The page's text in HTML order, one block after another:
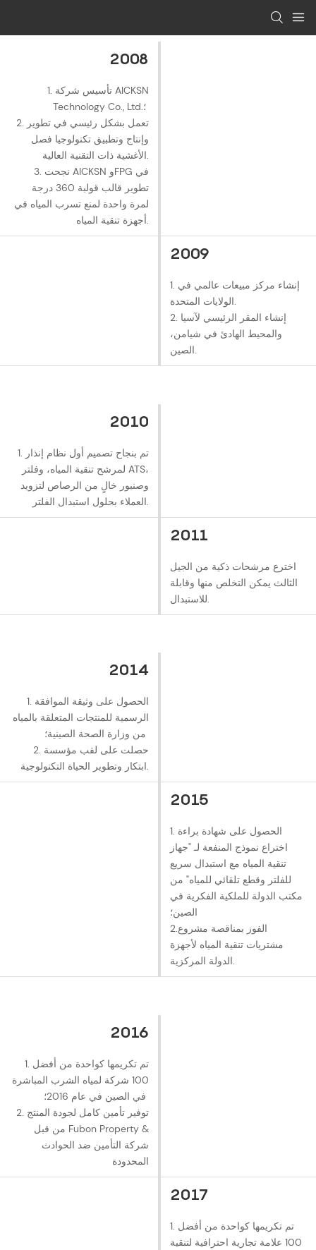
2008
1. تأسيس شركة AICKSN
Technology Co., Ltd.؛
2. تعمل بشكل رئيسي في تطوير
وإنتاج وتطبيق تكنولوجيا فصل
الأغشية ذات التقنية العالية.
3. نجحت AICKSN وFPG في
تطوير قالب قولبة 360 درجة
لمرة واحدة لمنع تسرب المياه في
أجهزة تنقية المياه.
2009
1. إنشاء مركز مبيعات عالمي في
الولايات المتحدة.
2. إنشاء المقر الرئيسي لآسيا
والمحيط الهادئ في شيامن،
الصين.
2010
1. تم بنجاح تصميم أول نظام إنذار
لمرشح تنقية المياه، وفلتر ATS،
وصنبور خالٍ من الرصاص لتزويد
العملاء بحلول استبدال الفلتر.
2011
اخترع مرشحات ذكية من الجيل
الثالث يمكن التخلص منها وقابلة
للاستبدال.
2014
1. الحصول على وثيقة الموافقة
الرسمية للمنتجات المتعلقة بالمياه
2. حصلت على لقب مؤسسة
ابتكار وتطوير الحياة التكنولوجية.
2015
1. الحصول على شهادة براءة
اختراع نموذج المنفعة لـ "جهاز
تنقية المياه مع استبدال سريع
للفلتر وقطع تلقائي للمياه" من
مكتب الدولة للملكية الفكرية في
2.الفوز بمناقصة مشروع
مشتريات تنقية المياه لأجهزة
الدولة المركزية.
2016
1. تم تكريمها كواحدة من أفضل
100 شركة لمياه الشرب المباشرة
2. توفير تأمين كامل لجودة المنتج
من قبل Fubon Property &
شركة التأمين ضد الحوادث
المحدودة
2017
1. تم تكريمها كواحدة من أفضل
100 علامة تجارية احترافية لتنقية